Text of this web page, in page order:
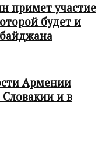
примет участие
будет и
Армении
и в